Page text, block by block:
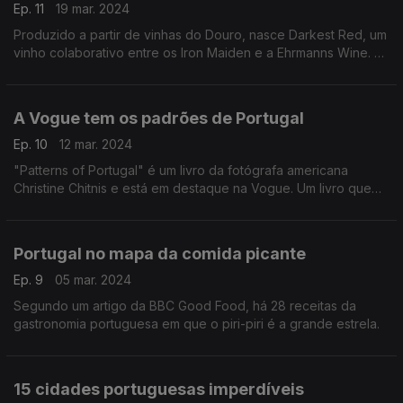
Ep. 11
19 mar. 2024
Produzido a partir de vinhas do Douro, nasce Darkest Red, um
vinho colaborativo entre os Iron Maiden e a Ehrmanns Wine. O
A Vogue tem os padrões de Portugal
Ep. 10
12 mar. 2024
"Patterns of Portugal" é um livro da fotógrafa americana
Christine Chitnis e está em destaque na Vogue. Um livro que
Portugal no mapa da comida picante
Ep. 9
05 mar. 2024
Segundo um artigo da BBC Good Food, há 28 receitas da
gastronomia portuguesa em que o piri-piri é a grande estrela.
15 cidades portuguesas imperdíveis